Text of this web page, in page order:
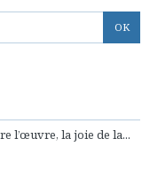
l’œuvre, la joie de la...